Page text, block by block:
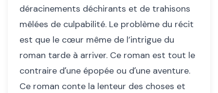
déracinements déchirants et de trahisons
mêlées de culpabilité. Le problème du récit
est que le cœur même de l’intrigue du
roman tarde à arriver. Ce roman est tout le
contraire dʼune épopée ou dʼune aventure.
Ce roman conte la lenteur des choses et